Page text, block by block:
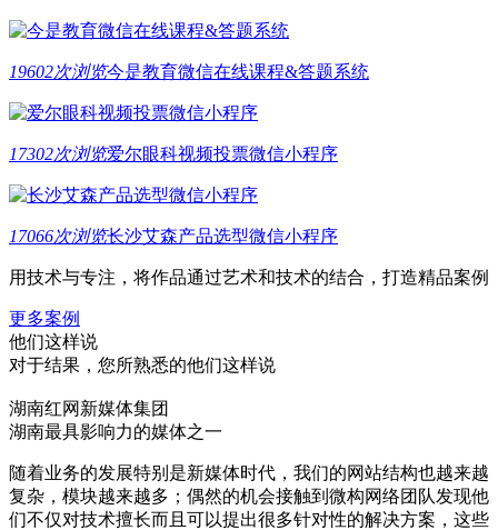
19602次浏览今是教育微信在线课程&答题系统
17302次浏览爱尔眼科视频投票微信小程序
17066次浏览长沙艾森产品选型微信小程序
用技术与专注，将作品通过艺术和技术的结合，打造精品案例
更多案例
他们这样说
对于结果，您所熟悉的他们这样说
湖南红网新媒体集团
湖南最具影响力的媒体之一
随着业务的发展特别是新媒体时代，我们的网站结构也越来越
复杂，模块越来越多；偶然的机会接触到微构网络团队发现他
们不仅对技术擅长而且可以提出很多针对性的解决方案，这些